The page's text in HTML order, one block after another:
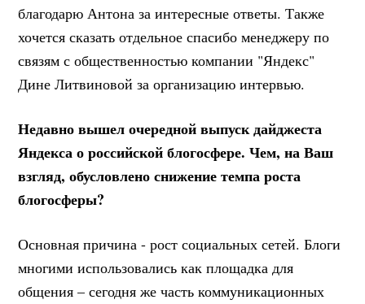
благодарю Антона за интересные ответы. Также
хочется сказать отдельное спасибо менеджеру по
связям с общественностью компании "Яндекс"
Дине Литвиновой за организацию интервью.
Недавно вышел очередной выпуск дайджеста
Яндекса о российской блогосфере. Чем, на Ваш
взгляд, обусловлено снижение темпа роста
блогосферы?
Основная причина - рост социальных сетей. Блоги
многими использовались как площадка для
общения – сегодня же часть коммуникационных